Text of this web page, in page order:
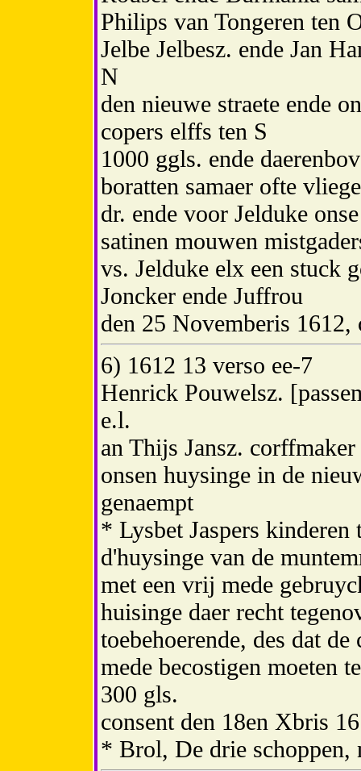
Philips van Tongeren ten
Jelbe Jelbesz. ende Jan
N
den nieuwe straete ende
copers elffs ten S
1000 ggls. ende
boratten samaer ofte
dr. ende voor Jelduke
satinen mouwen
vs. Jelduke elx een stuck
Joncker ende Juffrou
den 25 Novemberis
6) 1612 13 verso ee-7
Henrick Pouwelsz.
e.l.
an Thijs Jansz.
onsen huysinge in de
genaempt
* Lysbet Jaspers kinderen
d'huysinge van de
met een vrij mede
huisinge daer recht
toebehoerende, des dat
mede becostigen moeten
300 gls.
consent den 18en Xbris
* Brol, De drie schoppen,